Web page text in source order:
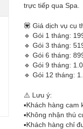
trực tiếp qua Spa.
💟 Giá dịch vụ cụ
🔹 Gói 1 tháng:
🔹 Gói 3 tháng:
🔹 Gói 6 tháng:
🔹 Gói 9 tháng:
🔹 Gói 12 tháng:
⚠️ Lưu ý:
▪️Khách hàng
▪️Không nhận thú
▪️Khách hàng chỉ